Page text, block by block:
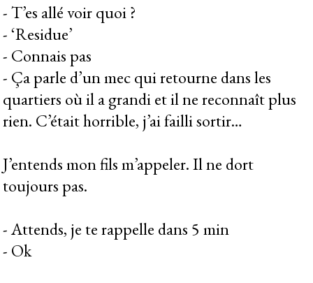
- T’es allé voir quoi ?
- ‘Residue’
- Connais pas
- Ça parle d’un mec qui retourne dans les
quartiers où il a grandi et il ne reconnaît plus
rien. C’était horrible, j’ai failli sortir…
J’entends mon fils m’appeler. Il ne dort
toujours pas.
- Attends, je te rappelle dans 5 min
- Ok